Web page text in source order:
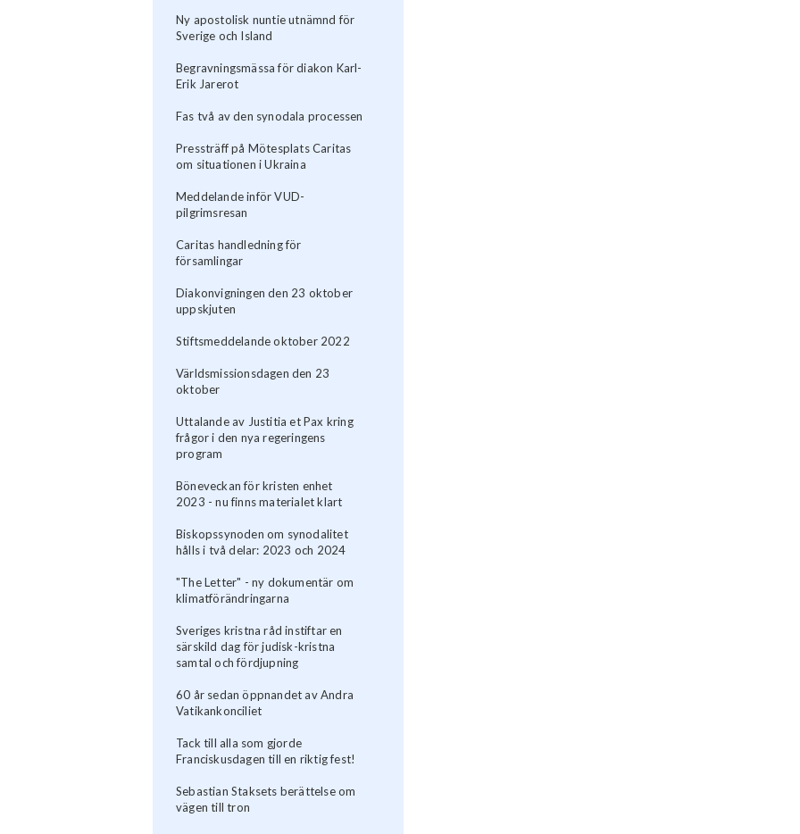
Ny apostolisk nuntie utnämnd för
Sverige och Island
Begravningsmässa för diakon Karl-
Erik Jarerot
Fas två av den synodala processen
Pressträff på Mötesplats Caritas
om situationen i Ukraina
Meddelande inför VUD-
pilgrimsresan
Caritas handledning för
församlingar
Diakonvigningen den 23 oktober
uppskjuten
Stiftsmeddelande oktober 2022
Världsmissionsdagen den 23
oktober
Uttalande av Justitia et Pax kring
frågor i den nya regeringens
program
Böneveckan för kristen enhet
2023 - nu finns materialet klart
Biskopssynoden om synodalitet
hålls i två delar: 2023 och 2024
"The Letter" - ny dokumentär om
klimatförändringarna
Sveriges kristna råd instiftar en
särskild dag för judisk-kristna
samtal och fördjupning
60 år sedan öppnandet av Andra
Vatikankonciliet
Tack till alla som gjorde
Franciskusdagen till en riktig fest!
Sebastian Staksets berättelse om
vägen till tron